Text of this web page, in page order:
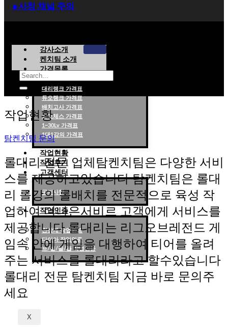
⁕사칭 채널 주의
강사소개
켄치팀 소개
가격목록
대리랭크 가격표
듀오랭크 가격표
배치고사 가격표
롤토체스 가격표
1~30Lv 가격표
1대1강의 가격표
작업현황
작업후기
고객센터
공지사항
작업인증
천상계 작업인증
다이아 작업인증
브/실/골/플 작업인증
X
작업현황
탐켄치팀 문의
롤대리 전문 업체탐켄치팀은 다양한 서비
스를 제공하고있습니다 탐켄치팀은 롤대
리 롤강의 롤배치를 전문적으로 육성 작
업하여 더나은서비르 고객에게 서비스를
제공합니다 롤대리는 리그오브레전드 게
임속 안에 게임을 대행하여 티어를 올려
주는 서비스를 롤대리라고 할수있습니다
롤대리 전문 탐켄치팀 지금 바로 문의주
세요